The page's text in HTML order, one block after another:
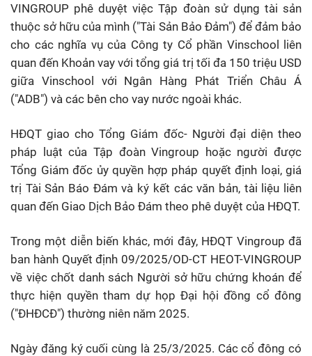
VINGROUP phê duyệt việc Tập đoàn sử dụng tài sản
thuộc sở hữu của mình ("Tài Sản Bảo Đảm") để đảm bảo
cho các nghĩa vụ của Công ty Cổ phần Vinschool liên
quan đến Khoản vay với tổng giá trị tối đa 150 triệu USD
giữa Vinschool với Ngân Hàng Phát Triển Châu Á
("ADB") và các bên cho vay nước ngoài khác.
HĐQT giao cho Tổng Giám đốc- Người đại diện theo
pháp luật của Tập đoàn Vingroup hoặc người được
Tổng Giám đốc ủy quyền hợp pháp quyết định loại, giá
trị Tài Sản Báo Đám và ký kết các văn bản, tài liệu liên
quan đến Giao Dịch Bảo Đám theo phê duyệt của HĐQT.
Trong một diễn biến khác, mới đây, HĐQT Vingroup đã
ban hành Quyết định 09/2025/OD-CT HEOT-VINGROUP
về việc chốt danh sách Người sở hữu chứng khoán để
thực hiện quyền tham dự họp Đại hội đồng cổ đông
("ĐHĐCĐ") thường niên năm 2025.
Ngày đăng ký cuối cùng là 25/3/2025. Các cổ đông có